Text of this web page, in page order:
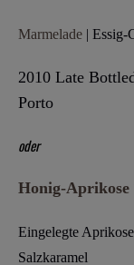
Marmelade | Essig-
2010 Late
Porto
oder
Honig-Aprikose
Eingelegte
Salzkaramel